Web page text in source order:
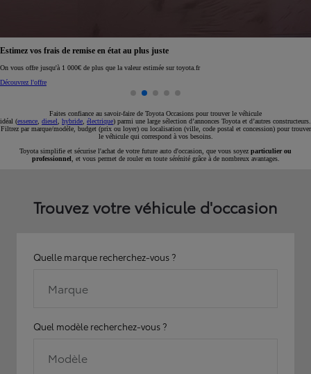
Réservez en ligne votre occasion pour 1€ seulement
Réservez en ligne
Faites confiance au savoir-faire de Toyota Occasions pour trouver le véhicule
idéal (essence diesel hybride électrique) parmi une large sélection d’annonces Toyota et d’autres constructeurs.
Filtrez par marque/modèle, budget (prix ou loyer) ou localisation (ville, code postal et concession) pour trouver
le véhicule qui correspond à vos besoins.
Toyota simplifie et sécurise l'achat de votre future auto d'occasion, que vous soyez particulier ou
professionnel , et vous permet de rouler en toute sérénité grâce à de nombreux avantages.
Trouvez votre véhicule d'occasion
Quelle marque recherchez-vous ?
Marque
Quel modèle recherchez-vous ?
Modèle